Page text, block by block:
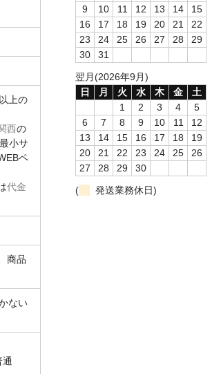
上の
西の
小サ
ペ
代金
商品
ない
9
10 11 12 13 14
15
16
17 18 19 20 21
22
23
24 25 26 27 28
29
30
31
翌月(2026年9月)
日
月 火 水 木 金
土
1
2 3 4
5
6
7 8 9 10 11
12
13
14 15 16 17 18
19
20
21 22 23 24 25
26
27
28 29
30
(
発送業務休日)